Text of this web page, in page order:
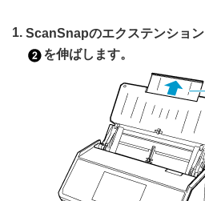
ScanSnapのエクステンション
を伸ばします。